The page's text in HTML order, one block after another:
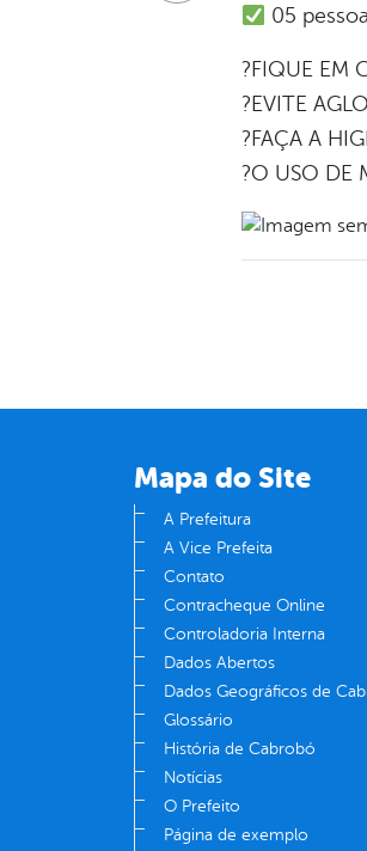
05
?FIQUE EM
?EVITE
?FAÇA A
?O USO DE
Mapa do Site
A Prefeitura
A Vice Prefeita
Contato
Contracheque Online
Controladoria Interna
Dados Abertos
Dados Geográficos de
Glossário
História de Cabrobó
Notícias
O Prefeito
Página de exemplo